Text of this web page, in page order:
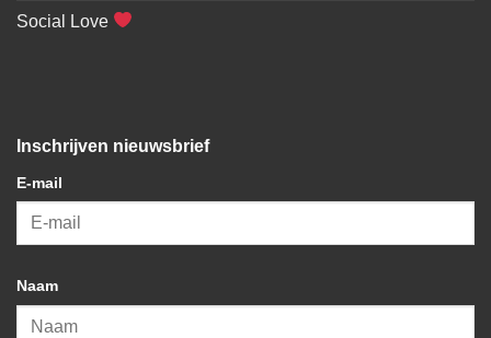
Social Love
Inschrijven nieuwsbrief
E-mail
Naam